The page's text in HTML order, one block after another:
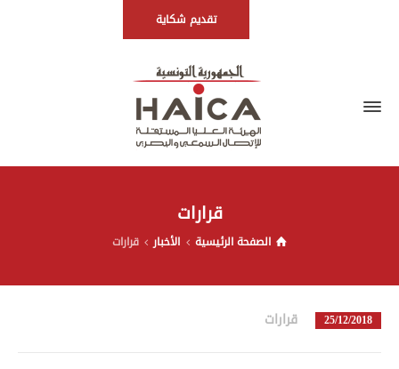
تقديم شكاية
قرارات
الصفحة الرئيسية الأخبار قرارات
25/12/2018 قرارات